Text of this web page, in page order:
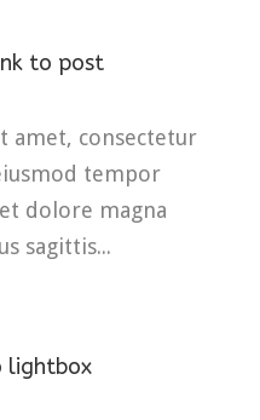
to post
amet, consectetur
tempor
dolore magna
sagittis...
lightbox